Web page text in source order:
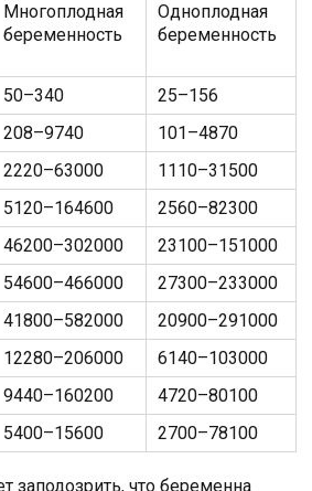
Многоплодная
беременность
Одноплодная
беременность
50–340
25–156
208–9740
101–4870
2220–63000
1110–31500
5120–164600
2560–82300
46200–302000
23100–151000
54600–466000
27300–233000
41800–582000
20900–291000
12280–206000
6140–103000
9440–160200
4720–80100
5400–15600 2700–78100
заподозрить, что беременна